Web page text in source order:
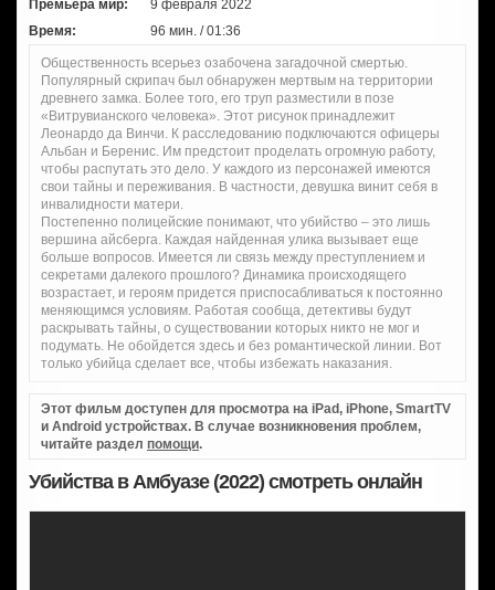
Премьера мир:
9 февраля 2022
Время:
96 мин. / 01:36
Общественность всерьез озабочена загадочной смертью.
Популярный скрипач был обнаружен мертвым на территории
древнего замка. Более того, его труп разместили в позе
«Витрувианского человека». Этот рисунок принадлежит
Леонардо да Винчи. К расследованию подключаются офицеры
Альбан и Беренис. Им предстоит проделать огромную работу,
чтобы распутать это дело. У каждого из персонажей имеются
свои тайны и переживания. В частности, девушка винит себя в
инвалидности матери.
Постепенно полицейские понимают, что убийство – это лишь
вершина айсберга. Каждая найденная улика вызывает еще
больше вопросов. Имеется ли связь между преступлением и
секретами далекого прошлого? Динамика происходящего
возрастает, и героям придется приспосабливаться к постоянно
меняющимся условиям. Работая сообща, детективы будут
раскрывать тайны, о существовании которых никто не мог и
подумать. Не обойдется здесь и без романтической линии. Вот
только убийца сделает все, чтобы избежать наказания.
Этот фильм доступен для просмотра на iPad, iPhone, SmartTV
и Android устройствах. В случае возникновения проблем,
читайте раздел помощи.
Убийства в Амбуазе (2022) смотреть онлайн